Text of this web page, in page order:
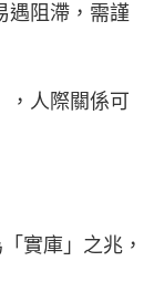
遇阻滯，需謹
，人際關係可
實庫」之兆，